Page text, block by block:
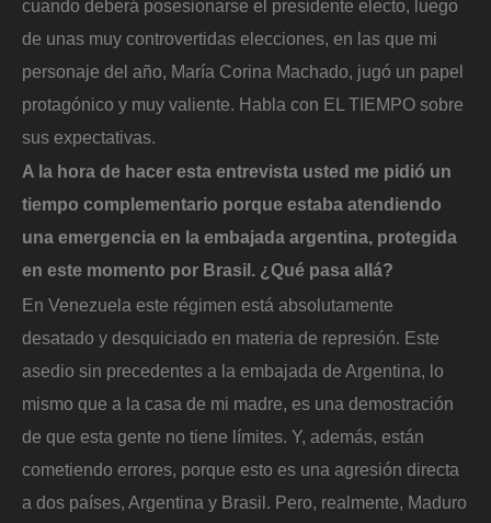
cuando deberá posesionarse el presidente electo, luego
de unas muy controvertidas elecciones, en las que mi
personaje del año, María Corina Machado, jugó un papel
protagónico y muy valiente. Habla con EL TIEMPO sobre
sus expectativas.
A la hora de hacer esta entrevista usted me pidió un
tiempo complementario porque estaba atendiendo
una emergencia en la embajada argentina, protegida
en este momento por Brasil. ¿Qué pasa allá?
En Venezuela este régimen está absolutamente
desatado y desquiciado en materia de represión. Este
asedio sin precedentes a la embajada de Argentina, lo
mismo que a la casa de mi madre, es una demostración
de que esta gente no tiene límites. Y, además, están
cometiendo errores, porque esto es una agresión directa
a dos países, Argentina y Brasil. Pero, realmente, Maduro